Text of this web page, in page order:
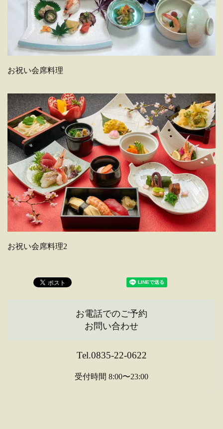
お祝い会席料理
お祝い会席料理2
お電話でのご予約
お問い合わせ
Tel.0835-22-0622
受付時間 8:00〜23:00